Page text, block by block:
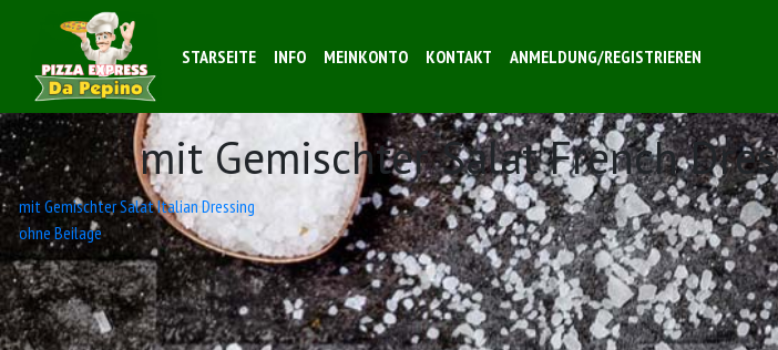
STARSEITE INFO MEINKONTO KONTAKT ANMELDUNG/REGISTRIEREN
mit Gemischter Salat French
Beitrags-
Navigation
mit Gemischter Salat Italian Dressing
ohne Beilage